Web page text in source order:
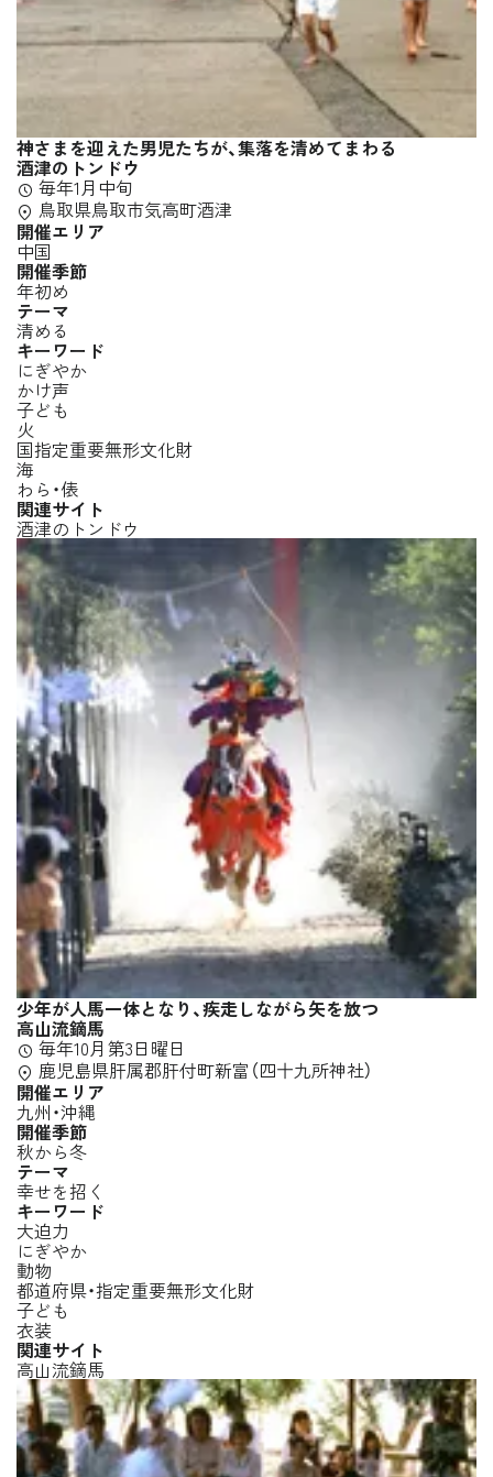
神さまを迎えた男児たちが、集落を清めてまわる
酒津のトンドウ
毎年1月中旬
鳥取県鳥取市気高町酒津
開催エリア
中国
開催季節
年初め
テーマ
清める
キーワード
にぎやか
かけ声
子ども
火
国指定重要無形文化財
海
わら・俵
関連サイト
酒津のトンドウ
少年が人馬一体となり、疾走しながら矢を放つ
高山流鏑馬
毎年10月第3日曜日
鹿児島県肝属郡肝付町新富（四十九所神社）
開催エリア
九州・沖縄
開催季節
秋から冬
テーマ
幸せを招く
キーワード
大迫力
にぎやか
動物
都道府県・指定重要無形文化財
子ども
衣装
関連サイト
高山流鏑馬